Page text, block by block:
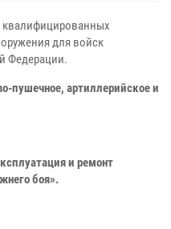
квалифицированных
для войск
Федерации.
пушечное, артиллерийское и
и ремонт
боя».